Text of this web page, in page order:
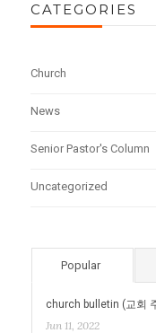
CATEGORIES
Church
News
Senior Pastor's Column
Uncategorized
Popular
church bulletin (교회
Jun 11, 2022